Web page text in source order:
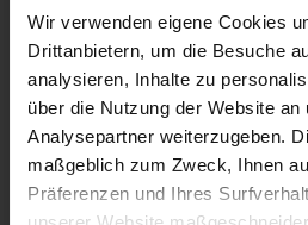
Wir verwenden eigene Cookies
Drittanbietern, um die Besuche
analysieren, Inhalte zu
über die Nutzung der Website an
Analysepartner weiterzugeben.
maßgeblich zum Zweck, Ihnen
Präferenzen und Ihres
nebeneinander
Laufe der Zeit ihre
hinterlassen. Ein
das Viertel im
Stil neben dem
die lokale russische